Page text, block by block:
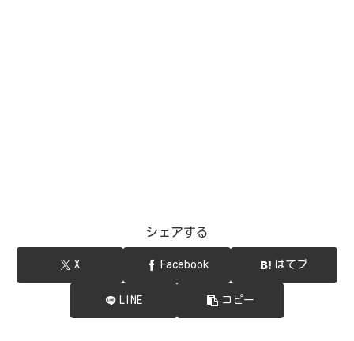
シェアする
X Facebook はてブ
LINE コピー